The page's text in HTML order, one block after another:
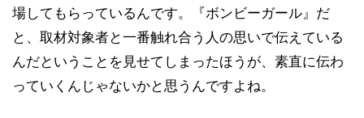
場してもらっているんです。『ボンビーガール』だ
と、取材対象者と一番触れ合う人の思いで伝えている
んだということを見せてしまったほうが、素直に伝わ
っていくんじゃないかと思うんですよね。